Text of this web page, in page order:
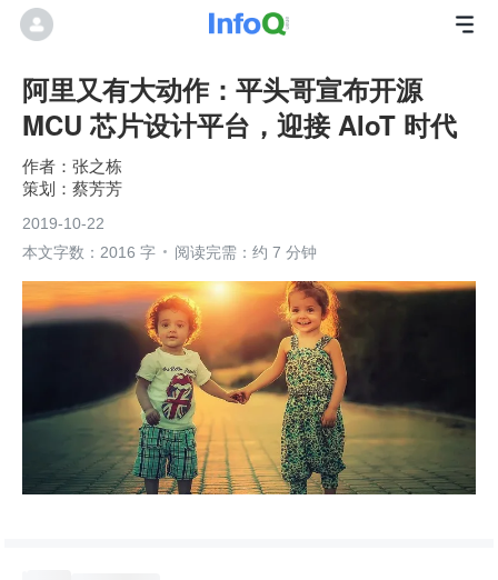
阿里又有大动作：平头哥宣布开源
MCU 芯片设计平台，迎接 AIoT 时代
张之栋
蔡芳芳
2019-10-22
本文字数：2016 字
阅读完需：约 7 分钟